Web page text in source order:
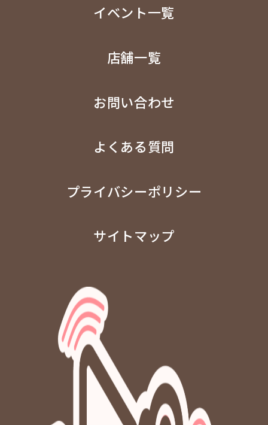
イベント一覧
店舗一覧
お問い合わせ
よくある質問
プライバシーポリシー
サイトマップ